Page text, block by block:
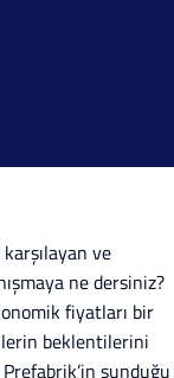
ve
ne dersiniz?
fiyatları bir
beklentilerini
Prefabrik’in sunduğu